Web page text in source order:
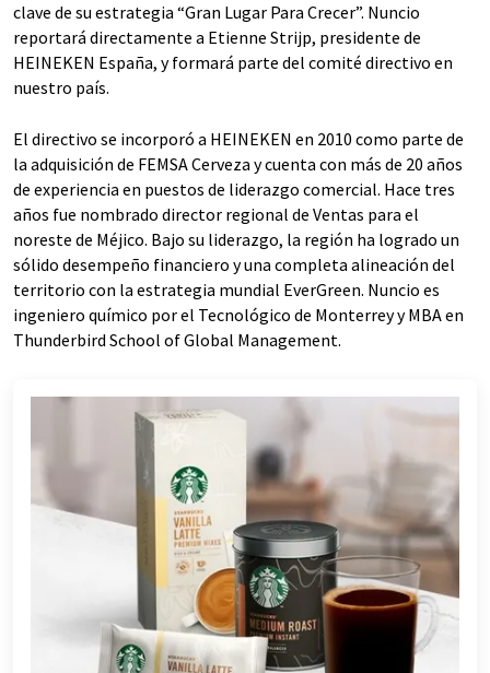
clave de su estrategia “Gran Lugar Para Crecer”. Nuncio
reportará directamente a Etienne Strijp, presidente de
HEINEKEN España, y formará parte del comité directivo en
nuestro país.
El directivo se incorporó a HEINEKEN en 2010 como parte de
la adquisición de FEMSA Cerveza y cuenta con más de 20 años
de experiencia en puestos de liderazgo comercial. Hace tres
años fue nombrado director regional de Ventas para el
noreste de Méjico. Bajo su liderazgo, la región ha logrado un
sólido desempeño financiero y una completa alineación del
territorio con la estrategia mundial EverGreen. Nuncio es
ingeniero químico por el Tecnológico de Monterrey y MBA en
Thunderbird School of Global Management.